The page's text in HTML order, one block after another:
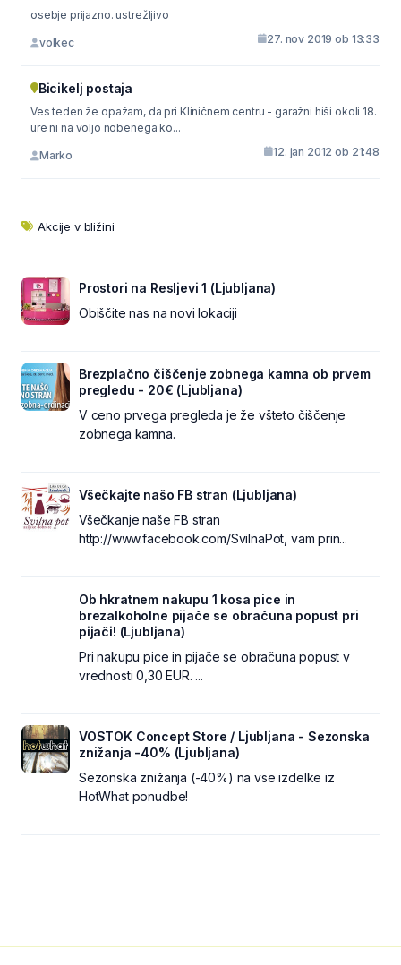
osebje prijazno. ustrežljivo
volkec 27. nov 2019 ob 13:33
Bicikelj postaja
Ves teden že opažam, da pri Kliničnem centru - garažni hiši okoli 18.
ure ni na voljo nobenega ko...
Marko 12. jan 2012 ob 21:48
Akcije v bližini
Prostori na Resljevi 1 (Ljubljana)
Obiščite nas na novi lokaciji
Brezplačno čiščenje zobnega kamna ob prvem
pregledu - 20€ (Ljubljana)
V ceno prvega pregleda je že všteto čiščenje
zobnega kamna.
Všečkajte našo FB stran (Ljubljana)
Všečkanje naše FB stran
http://www.facebook.com/SvilnaPot, vam prin...
Ob hkratnem nakupu 1 kosa pice in
brezalkoholne pijače se obračuna popust pri
pijači! (Ljubljana)
Pri nakupu pice in pijače se obračuna popust v
vrednosti 0,30 EUR. ...
VOSTOK Concept Store / Ljubljana - Sezonska
znižanja -40% (Ljubljana)
Sezonska znižanja (-40%) na vse izdelke iz
HotWhat ponudbe!